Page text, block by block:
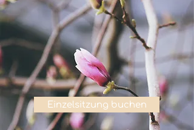
Einzelsitzung buchen